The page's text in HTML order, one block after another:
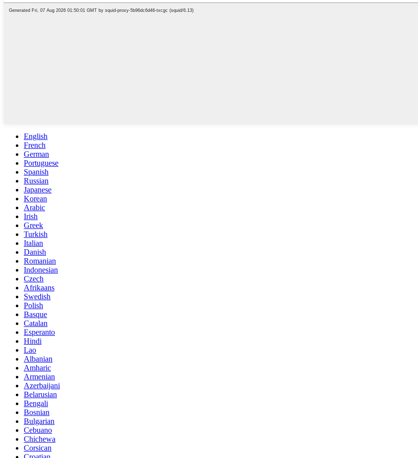
English
French
German
Portuguese
Spanish
Russian
Japanese
Korean
Arabic
Irish
Greek
Turkish
Italian
Danish
Romanian
Indonesian
Czech
Afrikaans
Swedish
Polish
Basque
Catalan
Esperanto
Hindi
Lao
Albanian
Amharic
Armenian
Azerbaijani
Belarusian
Bengali
Bosnian
Bulgarian
Cebuano
Chichewa
Corsican